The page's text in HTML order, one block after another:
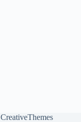
CreativeThemes